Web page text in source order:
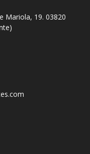
Mariola, 19. 03820